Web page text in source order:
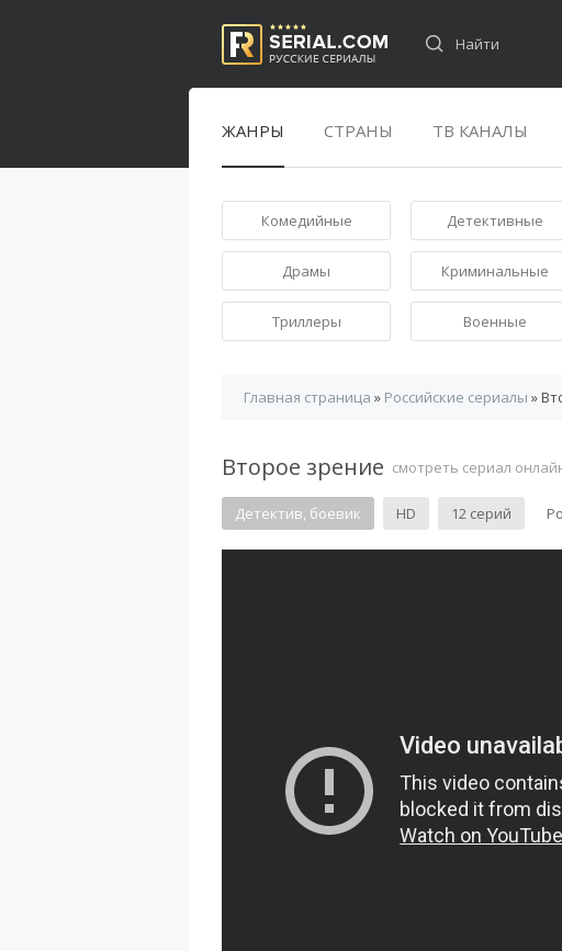
ЖАНРЫ СТРАНЫ ТВ КАНАЛЫ
Комедийные Детективные
Драмы Криминальные
Триллеры Военные
Главная страница » Российские сериалы »
Второе зрение смотреть сериал
Детектив, боевик HD 12 серий